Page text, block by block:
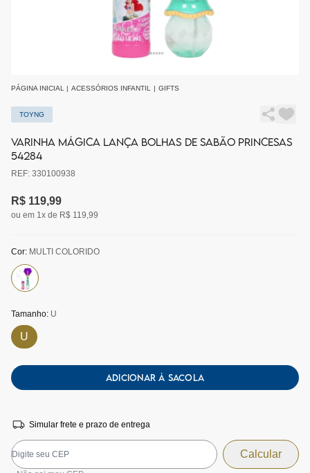
PÁGINA INICIAL | ACESSÓRIOS INFANTIL | GIFTS
TOYNG
VARINHA MÁGICA LANÇA BOLHAS DE SABÃO PRINCESAS
54284
REF: 330100938
R$ 119,99
ou em 1x de R$ 119,99
Cor: MULTI COLORIDO
Tamanho: U
U
ADICIONAR À SACOLA
Simular frete e prazo de entrega